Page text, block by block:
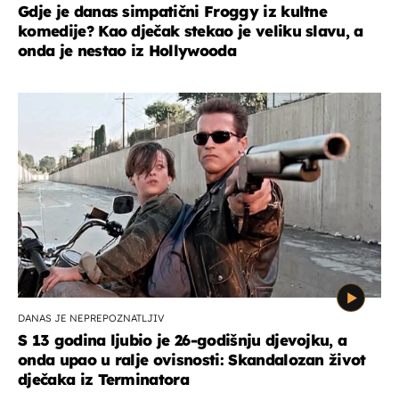
Gdje je danas simpatični Froggy iz kultne
komedije? Kao dječak stekao je veliku slavu, a
onda je nestao iz Hollywooda
DANAS JE NEPREPOZNATLJIV
S 13 godina ljubio je 26-godišnju djevojku, a
onda upao u ralje ovisnosti: Skandalozan život
dječaka iz Terminatora